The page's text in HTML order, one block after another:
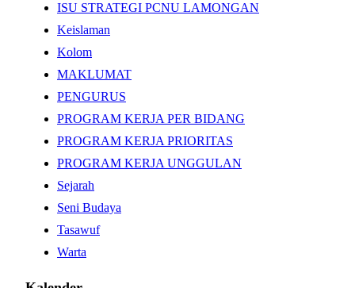
ISU STRATEGI PCNU LAMONGAN
Keislaman
Kolom
MAKLUMAT
PENGURUS
PROGRAM KERJA PER BIDANG
PROGRAM KERJA PRIORITAS
PROGRAM KERJA UNGGULAN
Sejarah
Seni Budaya
Tasawuf
Warta